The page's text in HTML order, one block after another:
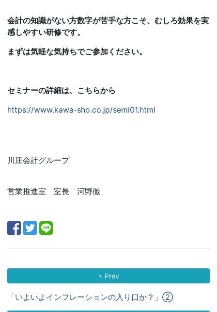
会計の知識がない方数字が苦手な方こそ、むしろ効果を実
感しやすい研修です。
まずは気軽な気持ちでご参加ください。
セミナーの詳細は、こちらから
https://www.kawa-sho.co.jp/semi01.html
川庄会計グループ
営業推進室 室長 河野徹
< Prev
「いよいよインフレーションの入り口か？」②